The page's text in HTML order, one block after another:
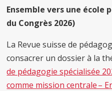
Ensemble vers une
du Congrès 2026)
La Revue suisse de
consacrer un dossier à la
de pédagogie spécialisée
comme mission centrale –